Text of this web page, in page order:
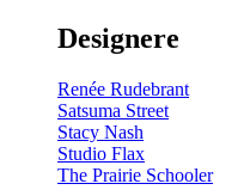
Designere
Renée Rudebrant
Satsuma Street
Stacy Nash
Studio Flax
The Prairie Schooler